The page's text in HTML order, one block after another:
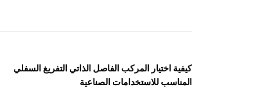
كيفية اختيار المركب الفاصل الذاتي التفريغ السفلي
المناسب للاستخدامات الصناعية